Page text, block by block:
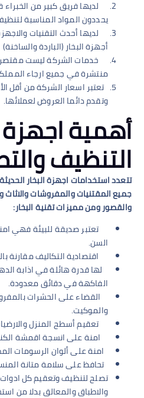
لديها فريق كبير من
يحددون المواد المناسبة
لديها أحدث التقنيات
أجهزة البخار (الباردة والساخنة)
خدمات الشركة ليست
منتشرة في جميع ارجاء
تعتبر اسعار الشركة من أقل
وتقدم دائما العروض لعملائها.
أهمية
التنظيف
تتعدد استخدامات اجهزة البخار
جميع المقتنيات والمفروشات
والقصور ومن مميزات تقنية البخار:
تعتبر صديقة للبيئة فهي
السن.
اقتصادية التكاليف مقارنة
لها قدرة هائلة في اذابة
الفاكهة في دقائق معدودة.
القضاء على الحشرات
والموكيت.
تعقيم أسطح المنزل
امنة على انسجة اقمشة
امنة على ألوان الرسومات
تحافظ على سلامة متانة
تصلح لتنظيف وتعقيم كل
والاطباق والمعالق بدلا من